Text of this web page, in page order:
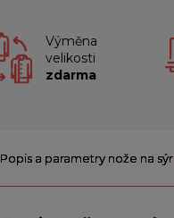
Výměna
velikosti
zdarma
Popis a parametry nože na sýr